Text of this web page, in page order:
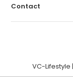
Contact
VC-Lifestyle